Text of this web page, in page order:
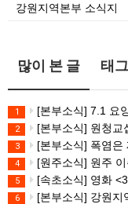
강원지역본부 소식지
많이 본 글 태그
1 [본부소식] 7.1 요
2 [본부소식] 원청교섭 원년. 초기
3 [본부소식] 폭염은 재난
4 [원주소식] 원주
5 [속초소식] 영화
6 [본부소식] 강원지